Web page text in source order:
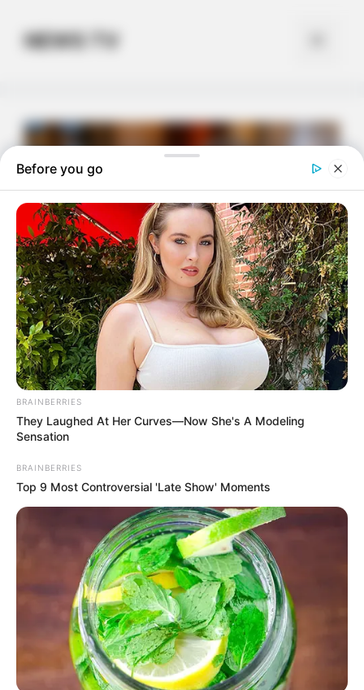
contentNEWS TV
Mariés au premier
regard : Lucile
prend une décision
radicale avec Alex,
une première dans
l’histoire de
l’émission (spoiler)
Before you go
BRAINBERRIES
They Laughed At Her Curves—Now She's A Modeling
Sensation
BRAINBERRIES
Top 9 Most Controversial 'Late Show' Moments